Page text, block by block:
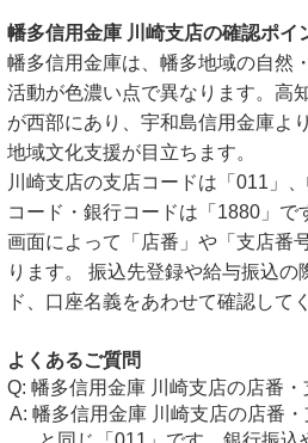
幡多信用金庫 川崎支店の確認ポイ
幡多信用金庫は、幡多地域の自然
活動が色濃い点で異なります。高
が西部にあり、宇和島信用金庫よ
地域文化支援が目立ちます。
川崎支店の支店コードは「011」
コード・銀行コードは「1880」で
画面によって「店番」や「支店番
ります。 振込先登録や給与振込の
ド、口座名義をあわせて確認して
よくあるご質問
幡多信用金庫 川崎支店の店番・
幡多信用金庫 川崎支店の店番